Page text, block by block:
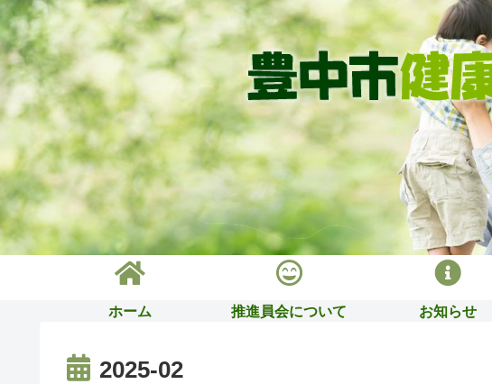
ホーム 推進員会について お知らせ
2025-02